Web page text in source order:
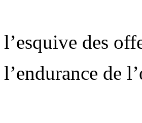
l’esquive des
l’endurance de